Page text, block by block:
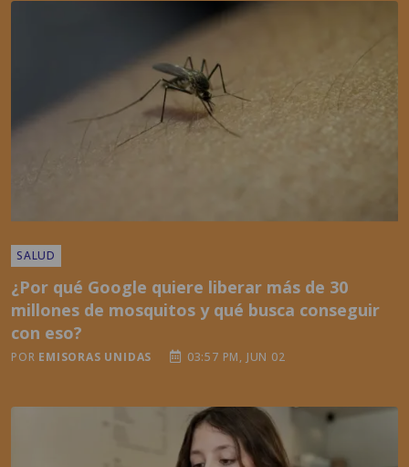
millones de mosquitos y qué busca conseguir
con eso?
POREMISORAS UNIDAS 03:57 PM, JUN 02